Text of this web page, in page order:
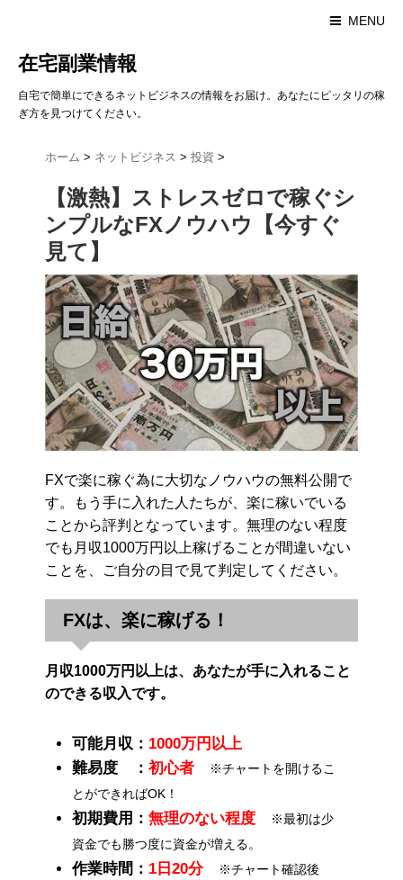
MENU
在宅副業情報
自宅で簡単にできるネットビジネスの情報をお届け。あなたにピッタリの稼
ぎ方を見つけてください。
ホーム > ネットビジネス > 投資 >
【激熱】ストレスゼロで稼ぐシ
ンプルなFXノウハウ【今すぐ
見て】
FXで楽に稼ぐ為に大切なノウハウの無料公開で
す。もう手に入れた人たちが、楽に稼いでいる
ことから評判となっています。無理のない程度
でも月収1000万円以上稼げることが間違いない
ことを、ご自分の目で見て判定してください。
FXは、楽に稼げる！
月収1000万円以上は、あなたが手に入れること
のできる収入です。
可能月収： 1000万円以上
難易度 ： 初心者
※チャートを開けるこ
とができればOK！
初期費用： 無理のない程度
※最初は少
資金でも勝つ度に資金が増える。
作業時間： 1日20分
※チャート確認後